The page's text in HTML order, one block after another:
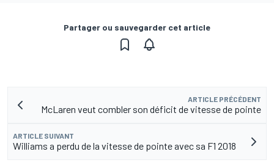
Partager ou sauvegarder cet article
ARTICLE PRÉCÉDENT
McLaren veut combler son déficit de vitesse de pointe
ARTICLE SUIVANT
Williams a perdu de la vitesse de pointe avec sa F1 2018